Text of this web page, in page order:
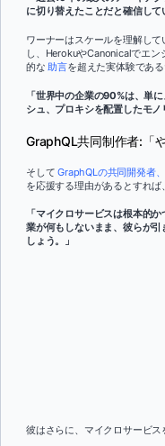
に切り替えたことだと確信して
ワーナーはスケールを理解し
し、HerokuやCanonicalでエ
的な助言を超えた実体験であ
「世界中の企業の90%は、単
シュ、プロキシを配置したモノ
GraphQL共同制作者:「や
そしてGraphQLの共同開発者
を応援する理由があるとすれ
「マイクロサービスは根本的
業が何もしないまま、彼らが
しょう。」
彼はさらに、マイクロサービス